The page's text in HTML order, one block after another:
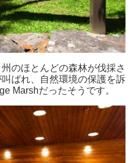
のほとんどの森林が伐採さ
ばれ、自然環境の保護を訴
Marshだったそうです。